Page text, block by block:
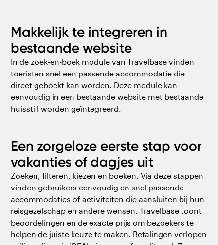
Makkelijk te integreren in
bestaande website
In de zoek-en-boek module van Travelbase vinden
toeristen snel een passende accommodatie die
direct geboekt kan worden. Deze module kan
eenvoudig in een bestaande website met bestaande
huisstijl worden geïntegreerd.
Een zorgeloze eerste stap voor
vakanties of dagjes uit
Zoeken, filteren, kiezen en boeken. Via deze stappen
vinden gebruikers eenvoudig en snel passende
accommodaties of activiteiten die aansluiten bij hun
reisgezelschap en andere wensen. Travelbase toont
beoordelingen en de exacte prijs om bezoekers te
helpen de juiste keuze te maken. Betalingen verlopen